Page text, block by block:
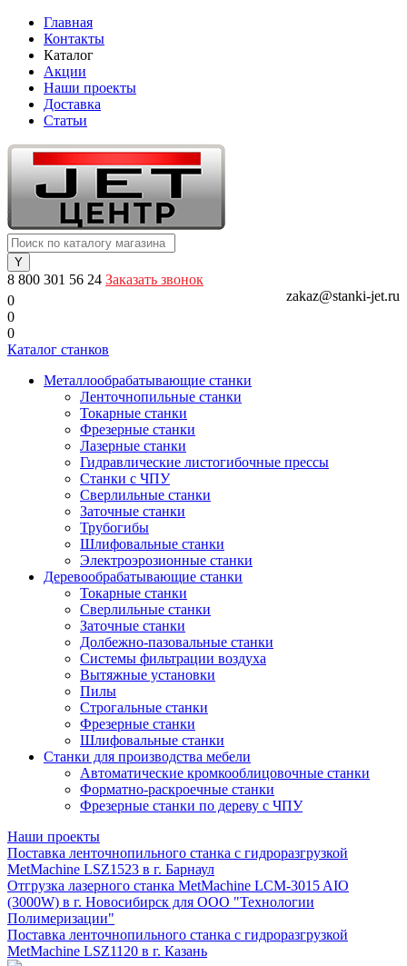
Главная
Контакты
Каталог
Акции
Наши проекты
Доставка
Статьи
8 800 301 56 24 Заказать звонок
zakaz@stanki-jet.ru
0
0
0
Каталог станков
Металлообрабатывающие станки
Ленточнопильные станки
Токарные станки
Фрезерные станки
Лазерные станки
Гидравлические листогибочные прессы
Станки с ЧПУ
Сверлильные станки
Заточные станки
Трубогибы
Шлифовальные станки
Электроэрозионные станки
Деревообрабатывающие станки
Токарные станки
Сверлильные станки
Заточные станки
Долбежно-пазовальные станки
Системы фильтрации воздуха
Вытяжные установки
Пилы
Строгальные станки
Фрезерные станки
Шлифовальные станки
Станки для производства мебели
Автоматические кромкооблицовочные станки
Форматно-раскроечные станки
Фрезерные станки по дереву с ЧПУ
Наши проекты
Поставка ленточнопильного станка c гидроразгрузкой
MetMachine LSZ1523 в г. Барнаул
Отгрузка лазерного станка MetMachine LCM-3015 AIO
(3000W) в г. Новосибирск для ООО "Технологии
Полимеризации"
Поставка ленточнопильного станка c гидроразгрузкой
MetMachine LSZ1120 в г. Казань